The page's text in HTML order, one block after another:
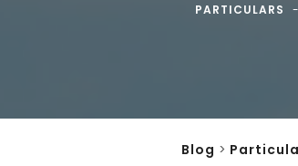
PARTICULARS
Blog >